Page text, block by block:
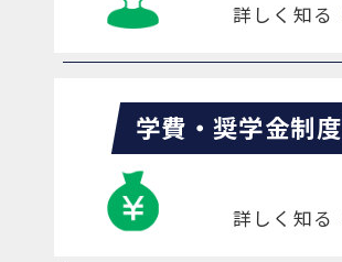
詳しく知る
学費・奨学金制度
詳しく知る